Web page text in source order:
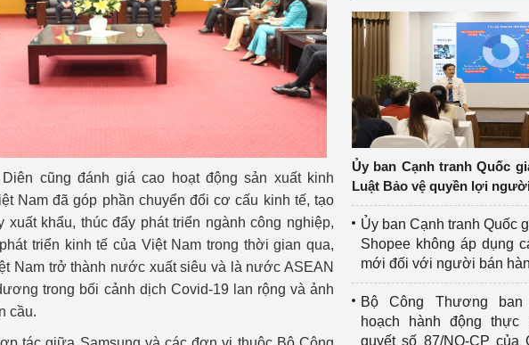
cũng đánh giá cao hoạt động sản xuất kinh
Nam đã góp phần chuyển đổi cơ cấu kinh tế, tạo
xuất khẩu, thúc đẩy phát triển ngành công nghiệp,
triển kinh tế của Việt Nam trong thời gian qua,
Nam trở thành nước xuất siêu và là nước ASEAN
trong bối cảnh dịch Covid-19 lan rộng và ảnh
cầu.
Ủy ban Cạnh tranh Quốc
Luật Bảo vệ quyền lợi
Ủy ban Cạnh tranh Quốc
Shopee không áp dụng
mới đối với người bán
Bộ Công Thương
hoạch hành động thực
quyết số 87/NQ-CP của